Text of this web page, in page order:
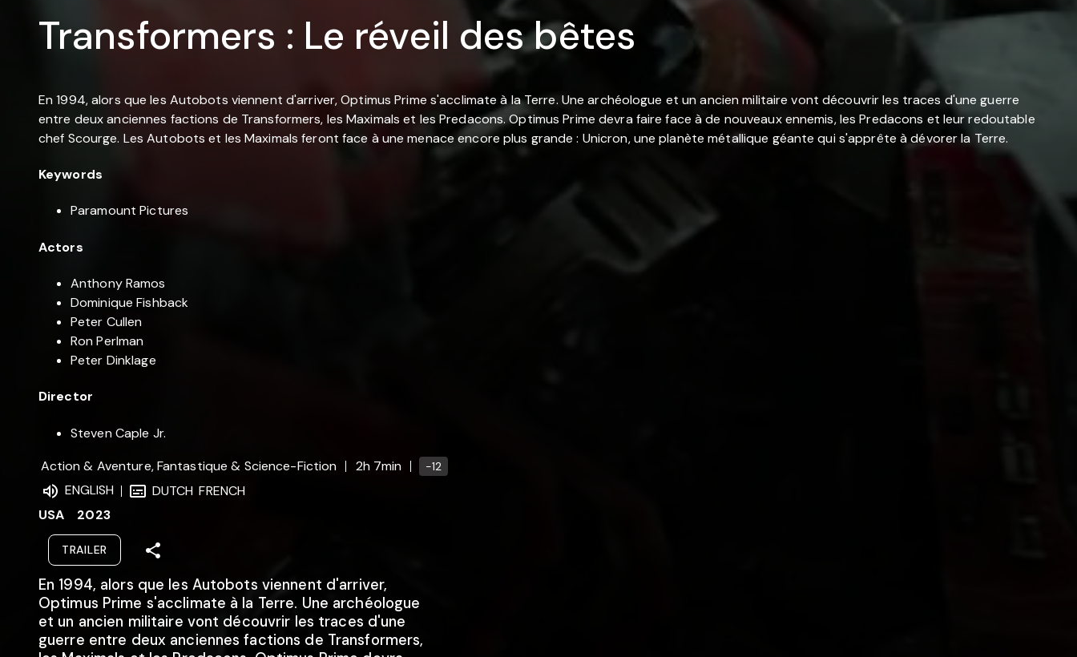
Transformers : Le réveil des bêtes
En 1994, alors que les Autobots viennent d'arriver, Optimus Prime s'acclimate à la Terre. Une archéologue et un ancien militaire vont découvrir les traces d'une guerre
entre deux anciennes factions de Transformers, les Maximals et les Predacons. Optimus Prime devra faire face à de nouveaux ennemis, les Predacons et leur redoutable
chef Scourge. Les Autobots et les Maximals feront face à une menace encore plus grande : Unicron, une planète métallique géante qui s'apprête à dévorer la Terre.
Keywords
Paramount Pictures
Actors
Anthony Ramos
Dominique Fishback
Peter Cullen
Ron Perlman
Peter Dinklage
Director
Steven Caple Jr.
Action & Aventure, Fantastique & Science-Fiction
2h 7min -12
ENGLISH DUTCH FRENCH
USA
2023
TRAILER
En 1994, alors que les Autobots viennent d'arriver,
Optimus Prime s'acclimate à la Terre. Une archéologue
et un ancien militaire vont découvrir les traces d'une
guerre entre deux anciennes factions de Transformers,